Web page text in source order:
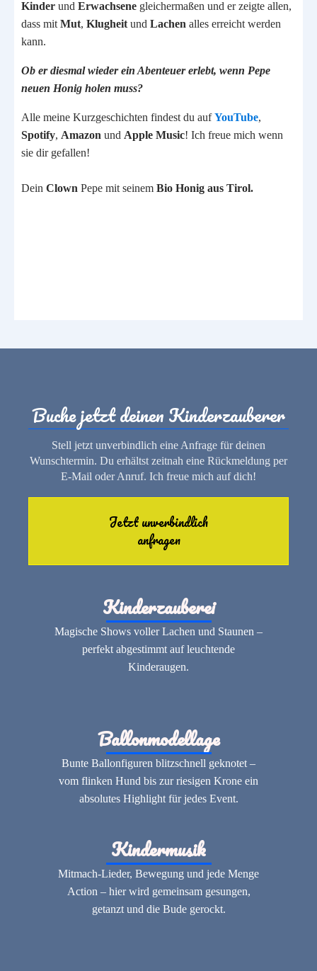
Kinder und Erwachsene gleichermaßen und er zeigte allen,
dass mit Mut, Klugheit und Lachen alles erreicht werden
kann.
Ob er diesmal wieder ein Abenteuer erlebt, wenn Pepe
neuen Honig holen muss?
Alle meine Kurzgeschichten findest du aufYouTube,
Spotify, Amazon und Apple Music! Ich freue mich wenn
sie dir gefallen!
Dein Clown Pepe mit seinem Bio Honig aus Tirol.
Buche jetzt deinen Kinderzauberer
Stell jetzt unverbindlich eine Anfrage für deinen
Wunschtermin. Du erhältst zeitnah eine Rückmeldung per
E-Mail oder Anruf. Ich freue mich auf dich!
Jetzt unverbindlich
anfragen
Kinderzauberei
Magische Shows voller Lachen und Staunen –
perfekt abgestimmt auf leuchtende
Kinderaugen.
Ballonmodellage
Bunte Ballonfiguren blitzschnell geknotet –
vom flinken Hund bis zur riesigen Krone ein
absolutes Highlight für jedes Event.
Kindermusik
Mitmach-Lieder, Bewegung und jede Menge
Action – hier wird gemeinsam gesungen,
getanzt und die Bude gerockt.